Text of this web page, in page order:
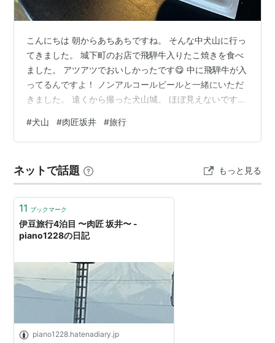
こんにちは 朝からあちあちですね。 そんな中犬山に行っ
てきました。 城下町のお店で飛騨牛入りたこ焼きを食べ
ました。 アツアツでおいしかったです😋 中に飛騨牛が入
ってるんですよ！ ノンアルコールビールと一緒にいただ
きました。 遠くから撮った犬山城。 ほぼ見えないです
肉匠坂井に行ってきました！ www.yakiniku.jp 初めて行
ったんですけど七輪で焼き肉を楽しめました！ 肉匠コー
寿司を食べました。 まあ優待券を使いたかっただけなん
ですけどね、、、、（笑）
#犬山 #肉匠坂井 #旅行
ネットで話題 もっと見る
11 ブックマーク
伊豆旅行4泊目 〜肉匠 坂井〜 -
piano1228の日記
piano1228.hatenadiary.jp